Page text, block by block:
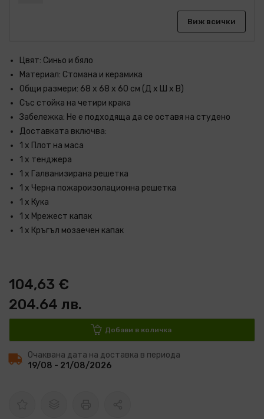
Виж всички
Цвят: Синьо и бяло
Материал: Стомана и керамика
Общи размери: 68 x 68 x 60 см (Д x Ш x В)
Със стойка на четири крака
Забележка: Не е подходяща да се оставя на студено
Доставката включва:
1 х Плот на маса
1 х тенджера
1 x Галванизирана решетка
1 х Черна пожароизолационна решетка
1 х Кука
1 x Мрежест капак
1 х Кръгъл мозаечен капак
104,63 €
204.64 лв.
Добави в количка
Очаквана дата на доставка в периода
19/08 - 21/08/2026